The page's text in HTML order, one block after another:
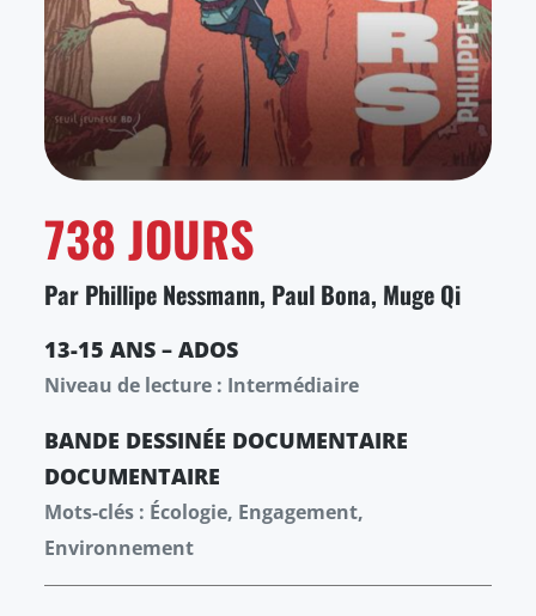
738 JOURS
Par Phillipe Nessmann, Paul Bona, Muge Qi
13-15 ANS – ADOS
Niveau de lecture : Intermédiaire
BANDE DESSINÉE DOCUMENTAIRE
DOCUMENTAIRE
Mots-clés : Écologie, Engagement,
Environnement